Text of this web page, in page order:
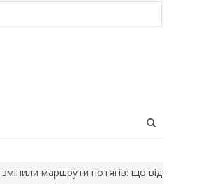
маршрути потягів: що відомо